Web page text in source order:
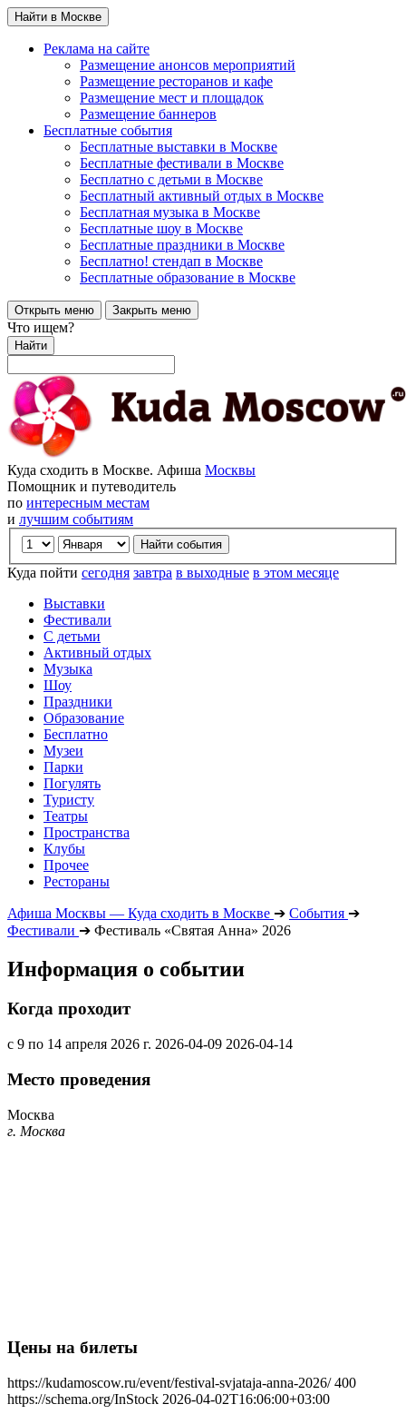
Найти в Москве
Реклама на сайте
Размещение анонсов мероприятий
Размещение ресторанов и кафе
Размещение мест и площадок
Размещение баннеров
Бесплатные события
Бесплатные выставки в Москве
Бесплатные фестивали в Москве
Бесплатно с детьми в Москве
Бесплатный активный отдых в Москве
Бесплатная музыка в Москве
Бесплатные шоу в Москве
Бесплатные праздники в Москве
Бесплатно! стендап в Москве
Бесплатные образование в Москве
Открыть меню Закрыть меню
Что ищем?
Найти
Куда сходить в Москве. Афиша Москвы
Помощник и путеводитель
по интересным местам
и лучшим событиям
Куда пойти сегодня завтра в выходные в этом месяце
Выставки
Фестивали
С детьми
Активный отдых
Музыка
Шоу
Праздники
Образование
Бесплатно
Музеи
Парки
Погулять
Туристу
Театры
Пространства
Клубы
Прочее
Рестораны
Афиша Москвы — Куда сходить в Москве ➔ События ➔
Фестивали ➔ Фестиваль «Святая Анна» 2026
Информация о событии
Когда проходит
с 9 по 14 апреля 2026 г. 2026-04-09 2026-04-14
Место проведения
Москва
г. Москва
Цены на билеты
https://kudamoscow.ru/event/festival-svjataja-anna-2026/ 400
https://schema.org/InStock 2026-04-02T16:06:00+03:00